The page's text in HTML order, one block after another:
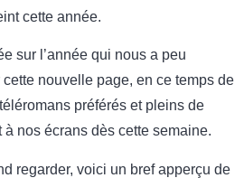
cette année.
sur l’année qui nous a peu
nouvelle page, en ce temps de
préférés et pleins de
nos écrans dès cette semaine.
regarder, voici un bref apperçu de